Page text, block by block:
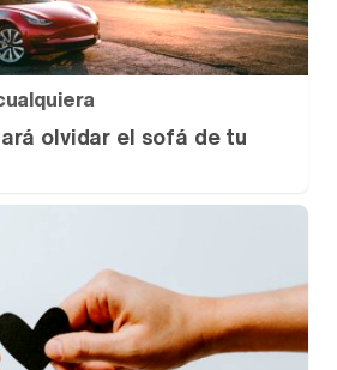
olvidar el sofá de tu